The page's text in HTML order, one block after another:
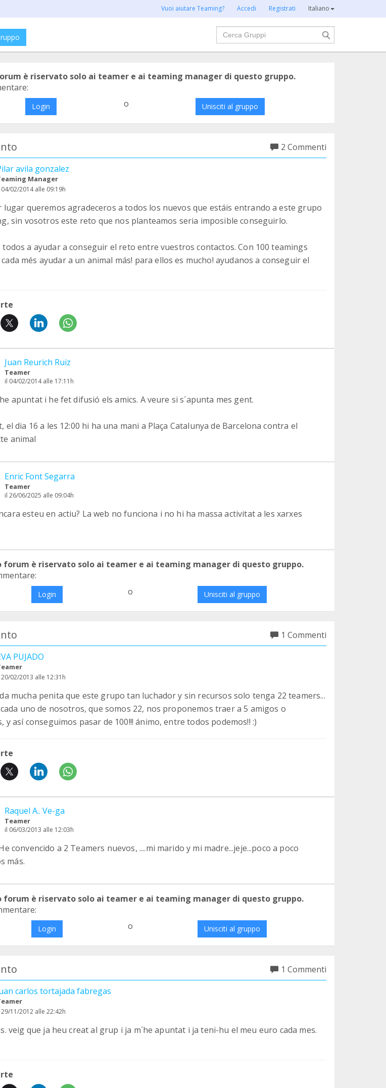
Vuoi aiutare Teaming? Accedi Registrati Italiano
Cerca
è riservato solo ai teamer e ai teaming manager di questo gruppo.
Login o Unisciti al gruppo
2 Commenti
avila gonzalez
Manager
04/02/2014 alle 09:19h
lugar queremos agradeceros a todos los nuevos que estáis entrando a este grupo
sin vosotros este reto que nos planteamos seria imposible conseguirlo.
todos a ayudar a conseguir el reto entre vuestros contactos. Con 100 teamings
més ayudar a un animal más! para ellos es mucho! ayudanos a conseguir el
Juan Reurich Ruiz
Teamer
il 04/02/2014 alle 17:11h
apuntat i he fet difusió els amics. A veure si s´apunta mes gent.
el dia 16 a les 12:00 hi ha una mani a Plaça Catalunya de Barcelona contra el
animal
Enric Font Segarra
Teamer
il 26/06/2025 alle 09:04h
esteu en actiu? La web no funciona i no hi ha massa activitat a les xarxes
forum è riservato solo ai teamer e ai teaming manager di questo gruppo.
Login o Unisciti al gruppo
1 Commenti
PUJADO
20/02/2013 alle 12:31h
mucha penita que este grupo tan luchador y sin recursos solo tenga 22 teamers...
uno de nosotros, que somos 22, nos proponemos traer a 5 amigos o
y así conseguimos pasar de 100!!! ánimo, entre todos podemos!! :)
Raquel A.. Ve-ga
Teamer
il 06/03/2013 alle 12:03h
convencido a 2 Teamers nuevos, ....mi marido y mi madre...jeje...poco a poco
más.
forum è riservato solo ai teamer e ai teaming manager di questo gruppo.
Login o Unisciti al gruppo
1 Commenti
carlos tortajada fabregas
29/11/2012 alle 22:42h
veig que ja heu creat al grup i ja m´he apuntat i ja teni-hu el meu euro cada mes.